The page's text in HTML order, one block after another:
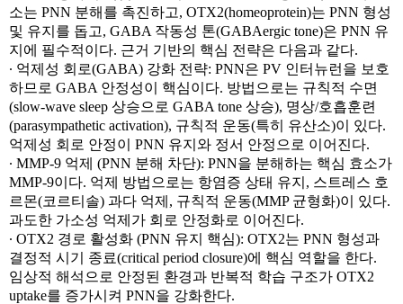
소는 PNN 분해를 촉진하고, OTX2(homeoprotein)는 PNN 형성
및 유지를 돕고, GABA 작동성 톤(GABAergic tone)은 PNN 유
지에 필수적이다. 근거 기반의 핵심 전략은 다음과 같다.
∙ 억제성 회로(GABA) 강화 전략: PNN은 PV 인터뉴런을 보호
하므로 GABA 안정성이 핵심이다. 방법으로는 규칙적 수면
(slow-wave sleep 상승으로 GABA tone 상승), 명상/호흡훈련
(parasympathetic activation), 규칙적 운동(특히 유산소)이 있다.
억제성 회로 안정이 PNN 유지와 정서 안정으로 이어진다.
∙ MMP-9 억제 (PNN 분해 차단): PNN을 분해하는 핵심 효소가
MMP-9이다. 억제 방법으로는 항염증 상태 유지, 스트레스 호
르몬(코르티솔) 과다 억제, 규칙적 운동(MMP 균형화)이 있다.
과도한 가소성 억제가 회로 안정화로 이어진다.
∙ OTX2 경로 활성화 (PNN 유지 핵심): OTX2는 PNN 형성과
결정적 시기 종료(critical period closure)에 핵심 역할을 한다.
임상적 해석으로 안정된 환경과 반복적 학습 구조가 OTX2
uptake를 증가시켜 PNN을 강화한다.